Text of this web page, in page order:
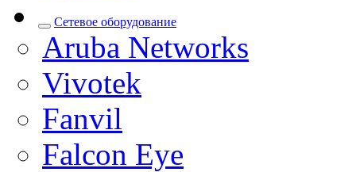
Сетевое оборудование
Aruba Networks
Vivotek
Fanvil
Falcon Eye